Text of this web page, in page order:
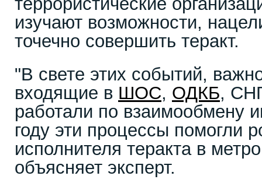
изучают возможности,
точечно совершить теракт.
"В свете этих событий,
входящие в ШОС, ОДКБ,
работали по взаимообмену
году эти процессы помогли
исполнителя теракта в
объясняет эксперт.